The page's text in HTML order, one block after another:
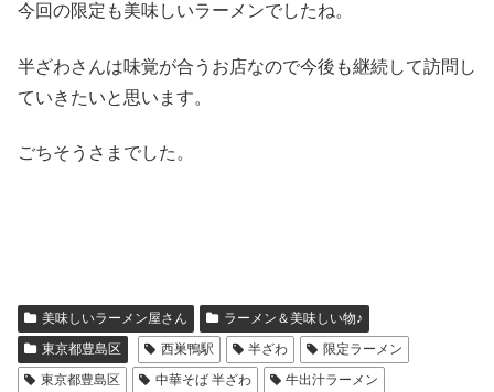
今回の限定も美味しいラーメンでしたね。
半ざわさんは味覚が合うお店なので今後も継続して訪問し
ていきたいと思います。
ごちそうさまでした。
美味しいラーメン屋さん
ラーメン＆美味しい物♪
東京都豊島区
西巣鴨駅 半ざわ
限定ラーメン
東京都豊島区
中華そば 半ざわ
牛出汁ラーメン